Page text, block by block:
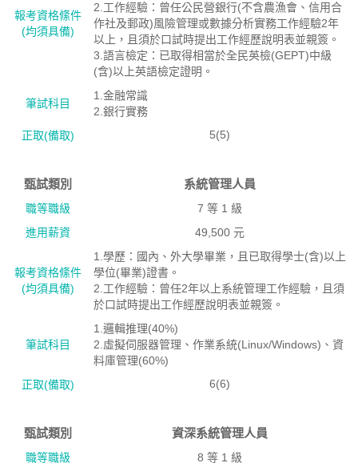
報考資格絛件
(均須具備)
2.工作經驗：曾任公民營銀行(不含農漁會、信用合
作社及郵政)風險管理或數據分析實務工作經驗2年
以上，且須於口試時提出工作經歷說明表並親簽。
3.語言檢定：已取得相當於全民英檢(GEPT)中級
(含)以上英語檢定證明。
筆試科目
1.金融常識
2.銀行實務
正取(備取)
5(5)
甄試類別 系統管理人員
職等職級
7 等 1 級
進用薪資
49,500 元
報考資格絛件
(均須具備)
1.學歷：國內、外大學畢業，且已取得學士(含)以上
學位(畢業)證書。
2.工作經驗：曾任2年以上系統管理工作經驗，且須
於口試時提出工作經歷說明表並親簽。
筆試科目
1.邏輯推理(40%)
2.虛擬伺服器管理、作業系統(Linux/Windows)、資
料庫管理(60%)
正取(備取)
6(6)
甄試類別 資深系統管理人員
職等職級
8 等 1 級